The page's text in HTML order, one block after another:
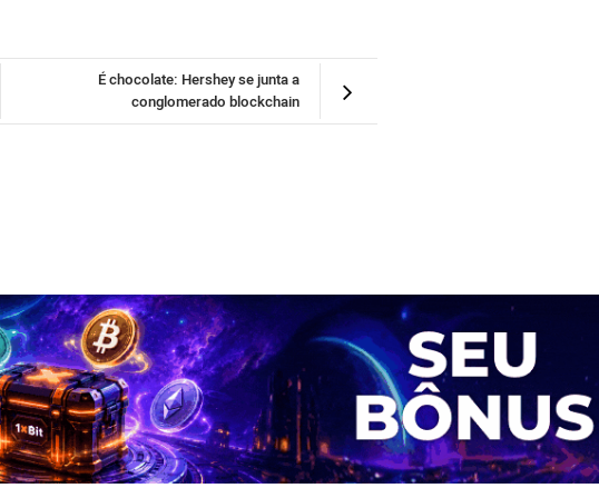
É chocolate: Hershey se junta a
conglomerado blockchain